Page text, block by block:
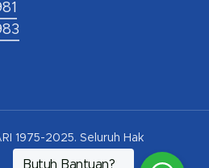
1975-2025. Seluruh Hak
Butuh Bantuan?